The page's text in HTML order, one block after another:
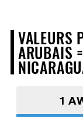
VALEURS
ARUBAIS
1